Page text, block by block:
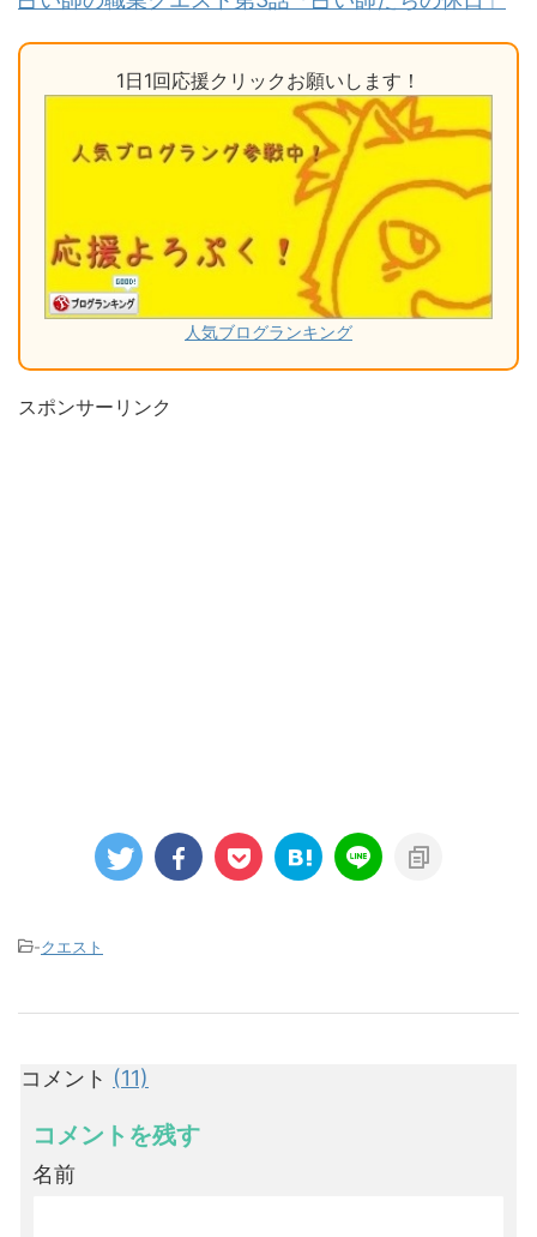
1日1回応援クリックお願いします！
人気ブログランキング
スポンサーリンク
-クエスト
コメント (11)
コメントを残す
名前